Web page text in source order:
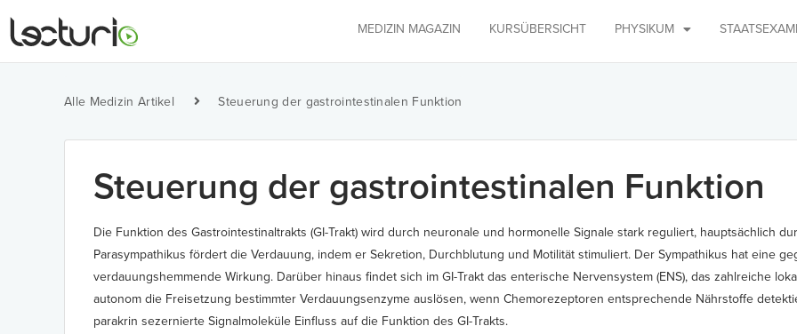
MEDIZIN MAGAZIN KURSÜBERSICHT PHYSIKUM
Alle Medizin Artikel Steuerung der gastrointestinalen Funktion
Steuerung der gastrointestinalen Funktion
Die Funktion des Gastrointestinaltrakts (GI-Trakt) wird durch neuronale und hormonelle Signale stark reguliert, hauptsächlich
Parasympathikus fördert die Verdauung, indem er Sekretion, Durchblutung und Motilität stimuliert. Der Sympathikus hat eine
verdauungshemmende Wirkung. Darüber hinaus findet sich im GI-Trakt das enterische Nervensystem (ENS), das zahlreiche
autonom die Freisetzung bestimmter Verdauungsenzyme auslösen, wenn Chemorezeptoren entsprechende Nährstoffe
parakrin sezernierte Signalmoleküle Einfluss auf die Funktion des GI-Trakts.